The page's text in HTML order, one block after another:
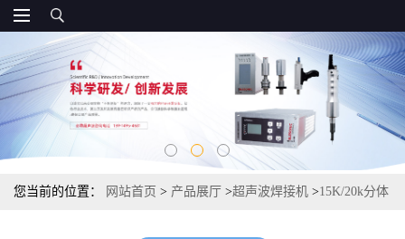
您当前的位置： 网站首页 > 产品展厅 >超声波焊接机 >15K/20k分体